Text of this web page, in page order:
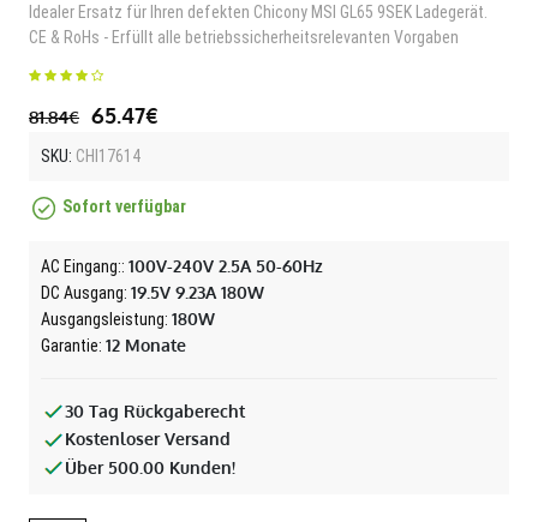
Idealer Ersatz für Ihren defekten Chicony MSI GL65 9SEK Ladegerät.
CE & RoHs - Erfüllt alle betriebssicherheitsrelevanten Vorgaben
81.84€ 65.47€
SKU: CHI17614
Sofort verfügbar
AC Eingang:: 100V-240V 2.5A 50-60Hz
DC Ausgang: 19.5V 9.23A 180W
Ausgangsleistung: 180W
Garantie: 12 Monate
30 Tag Rückgaberecht
Kostenloser Versand
Über 500.00 Kunden!